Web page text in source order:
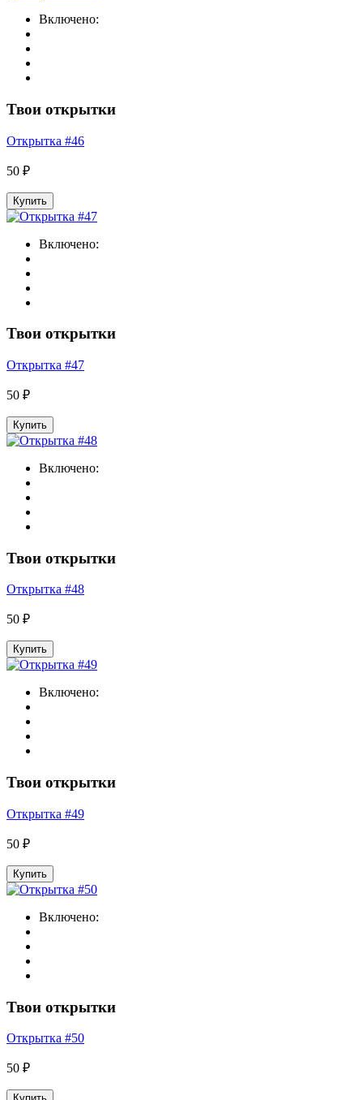
Включено:
Твои открытки
Открытка #46
50 ₽
Купить
Включено:
Твои открытки
Открытка #47
50 ₽
Купить
Включено:
Твои открытки
Открытка #48
50 ₽
Купить
Включено:
Твои открытки
Открытка #49
50 ₽
Купить
Включено:
Твои открытки
Открытка #50
50 ₽